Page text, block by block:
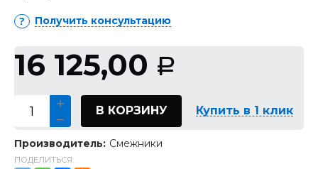
Получить консультацию
16 125,00 Р
В КОРЗИНУ Купить в 1 клик
Производитель: Смежники
ПОДЕЛИТЬСЯ: